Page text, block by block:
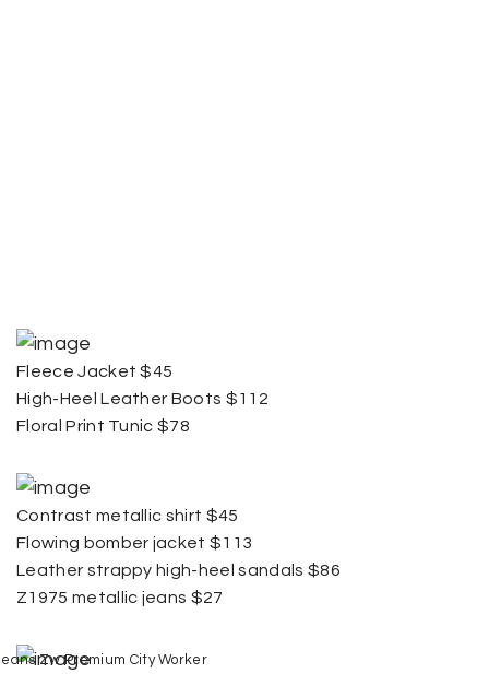
Fleece Jacket $45
High-Heel Leather Boots $112
Floral Print Tunic $78
Contrast metallic shirt $45
Flowing bomber jacket $113
Leather strappy high-heel sandals $86
Z1975 metallic jeans $27
Zw Premium City Worker